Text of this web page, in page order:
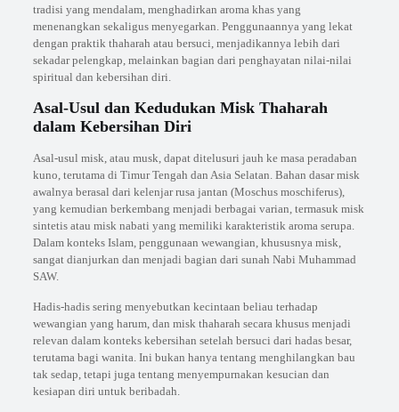
tradisi yang mendalam, menghadirkan aroma khas yang
menenangkan sekaligus menyegarkan. Penggunaannya yang lekat
dengan praktik thaharah atau bersuci, menjadikannya lebih dari
sekadar pelengkap, melainkan bagian dari penghayatan nilai-nilai
spiritual dan kebersihan diri.
Asal-Usul dan Kedudukan Misk Thaharah
dalam Kebersihan Diri
Asal-usul misk, atau musk, dapat ditelusuri jauh ke masa peradaban
kuno, terutama di Timur Tengah dan Asia Selatan. Bahan dasar misk
awalnya berasal dari kelenjar rusa jantan (Moschus moschiferus),
yang kemudian berkembang menjadi berbagai varian, termasuk misk
sintetis atau misk nabati yang memiliki karakteristik aroma serupa.
Dalam konteks Islam, penggunaan wewangian, khususnya misk,
sangat dianjurkan dan menjadi bagian dari sunah Nabi Muhammad
SAW.
Hadis-hadis sering menyebutkan kecintaan beliau terhadap
wewangian yang harum, dan misk thaharah secara khusus menjadi
relevan dalam konteks kebersihan setelah bersuci dari hadas besar,
terutama bagi wanita. Ini bukan hanya tentang menghilangkan bau
tak sedap, tetapi juga tentang menyempurnakan kesucian dan
kesiapan diri untuk beribadah.